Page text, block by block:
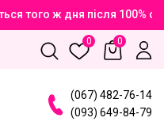
того ж дня після
0 0
(067) 482-76-14
(093) 649-84-79